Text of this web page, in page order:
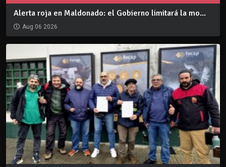
Alerta roja en Maldonado: el Gobierno limitará la mo...
Aug 06 2026